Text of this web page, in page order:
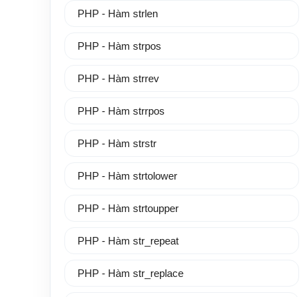
PHP - Hàm strlen
PHP - Hàm strpos
PHP - Hàm strrev
PHP - Hàm strrpos
PHP - Hàm strstr
PHP - Hàm strtolower
PHP - Hàm strtoupper
PHP - Hàm str_repeat
PHP - Hàm str_replace